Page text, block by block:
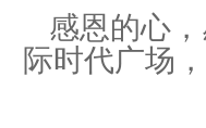
感恩的心
际时代广场